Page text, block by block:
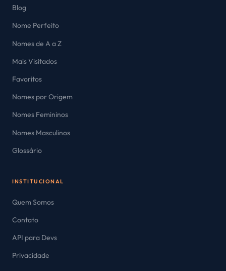
Blog
Nome Perfeito
Nomes de A a Z
Mais Visitados
Favoritos
Nomes por Origem
Nomes Femininos
Nomes Masculinos
Glossário
INSTITUCIONAL
Quem Somos
Contato
API para Devs
Privacidade